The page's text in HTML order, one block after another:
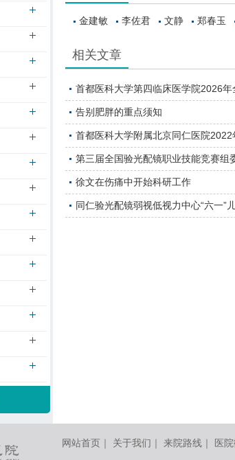
金建敏 李佐君 文静 郑春玉
相关文章
首都医科大学第四临床医学院2026
告别肥胖的重点须知
首都医科大学附属北京同仁医院2022
第三届全国验光配镜职业技能竞赛组
徐文在伤痛中开始科研工作
同仁验光配镜弱视低视力中心“六一”
网站首页 ｜ 关于我们 ｜ 来院路线 ｜ 医